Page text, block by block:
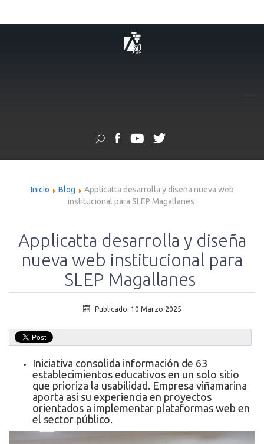
Inicio Blog
Applicatta desarrolla y diseña nueva web
institucional para SLEP Magallanes
Applicatta desarrolla y diseña
nueva web institucional para
SLEP Magallanes
Publicado: 10 Marzo 2025
Iniciativa consolida información de 63
establecimientos educativos en un solo sitio
que prioriza la usabilidad. Empresa viñamarina
aporta así su experiencia en proyectos
orientados a implementar plataformas web en
el sector público.